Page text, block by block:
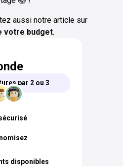
aussi notre article sur
votre budget.
par 2 ou 3
disponibles